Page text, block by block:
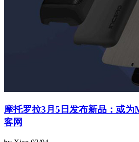
摩托罗拉3月5日发布新品：或为
客网